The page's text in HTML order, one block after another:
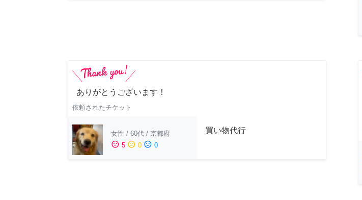
ありがとうございます！
依頼されたチケット
女性 / 60代 / 京都府
sentiment_satisfied 5 sentiment_neutral 0 sentiment_dissatisfied 0
買い物代行